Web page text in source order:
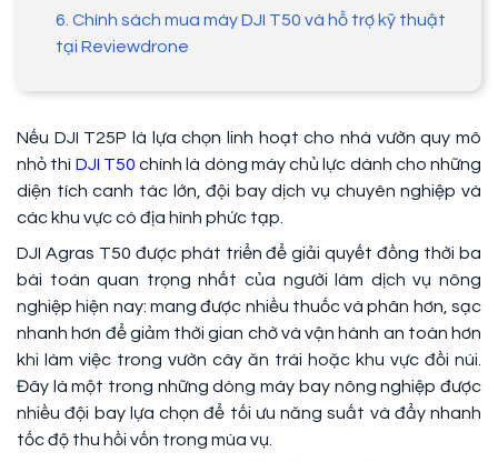
6. Chính sách mua máy DJI T50 và hỗ trợ kỹ thuật
tại Reviewdrone
Nếu DJI T25P là lựa chọn linh hoạt cho nhà vườn quy mô
nhỏ thì DJI T50 chính là dòng máy chủ lực dành cho những
diện tích canh tác lớn, đội bay dịch vụ chuyên nghiệp và
các khu vực có địa hình phức tạp.
DJI Agras T50 được phát triển để giải quyết đồng thời ba
bài toán quan trọng nhất của người làm dịch vụ nông
nghiệp hiện nay: mang được nhiều thuốc và phân hơn, sạc
nhanh hơn để giảm thời gian chờ và vận hành an toàn hơn
khi làm việc trong vườn cây ăn trái hoặc khu vực đồi núi.
Đây là một trong những dòng máy bay nông nghiệp được
nhiều đội bay lựa chọn để tối ưu năng suất và đẩy nhanh
tốc độ thu hồi vốn trong mùa vụ.